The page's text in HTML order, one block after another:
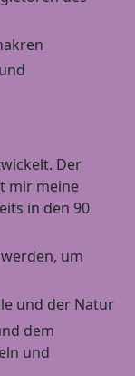
Der
mir meine
in den 90
um
und der Natur
dem
und